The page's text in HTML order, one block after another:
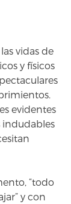
vidas de
y físicos
evidentes
indudables
“todo
y con